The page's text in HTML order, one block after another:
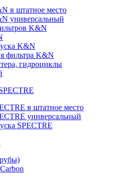
в штатное место
универсальный
K&N
K&N
фильтра K&N
гидроциклы
в штатное место
универсальный
SPECTRE